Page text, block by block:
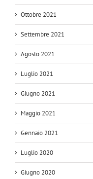
Ottobre 2021
Settembre 2021
Agosto 2021
Luglio 2021
Giugno 2021
Maggio 2021
Gennaio 2021
Luglio 2020
Giugno 2020